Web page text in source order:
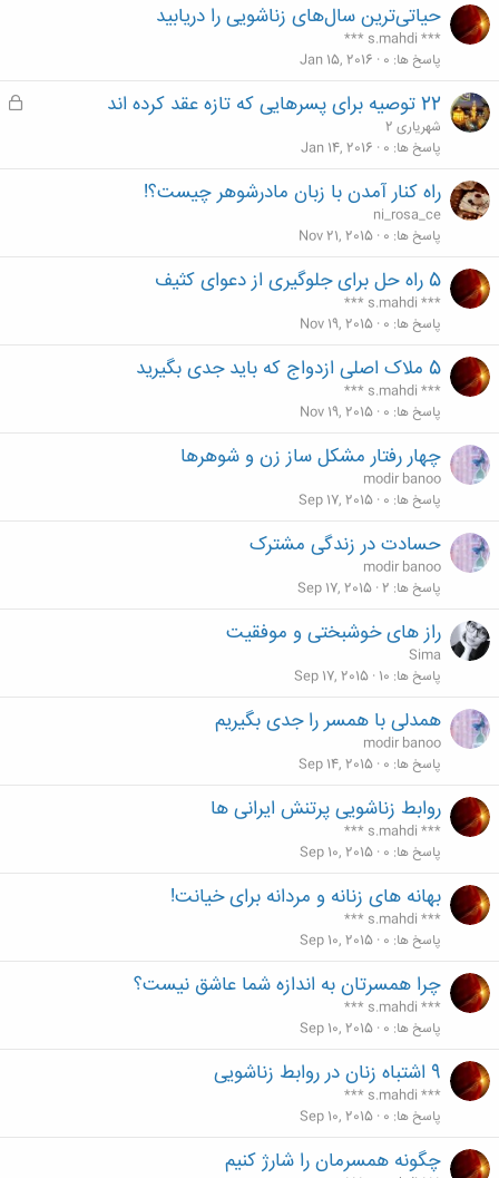
حیاتی‌ترین سال‌های زناشویی را دریابید
*** s.mahdi ***
پاسخ ها 0
Jan 15, 2016
ق
22 توصیه برای پسرهایی که تازه عقد کرده اند
شهریاری 2
پاسخ ها 0
Jan 14, 2016
راه کنار آمدن با زبان مادرشوهر چیست؟!
ni_rosa_ce
پاسخ ها 0
Nov 21, 2015
5 راه حل برای جلوگیری از دعوای کثیف
*** s.mahdi ***
پاسخ ها 0
Nov 19, 2015
5 ملاک اصلی ازدواج که باید جدی بگیرید
*** s.mahdi ***
پاسخ ها 0
Nov 19, 2015
چهار رفتار مشکل ساز زن و شوهرها
modir banoo
پاسخ ها 0
Sep 17, 2015
حسادت در زندگی مشترک
modir banoo
پاسخ ها 2
Sep 17, 2015
راز های خوشبختی و موفقیت
Sima
پاسخ ها 10
Sep 17, 2015
همدلی با همسر را جدی بگیریم
modir banoo
پاسخ ها 0
Sep 14, 2015
روابط زناشویی پرتنش ایرانی ها
*** s.mahdi ***
پاسخ ها 0
Sep 10, 2015
بهانه های زنانه و مردانه برای خیانت!
*** s.mahdi ***
پاسخ ها 0
Sep 10, 2015
چرا همسرتان به اندازه شما عاشق نيست؟
*** s.mahdi ***
پاسخ ها 0
Sep 10, 2015
9 اشتباه زنان در روابط زناشویی
*** s.mahdi ***
پاسخ ها 0
Sep 10, 2015
چگونه همسرمان را شارژ کنیم